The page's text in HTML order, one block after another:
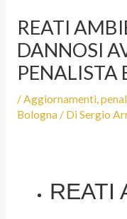
contenuto
REATI
DANNOSI
PENALISTA
/Aggiornamenti,
Bologna / DiSergio
REATI